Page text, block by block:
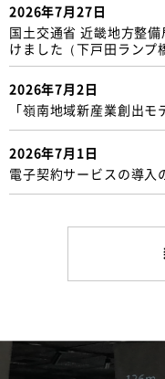
2026年7月27日
国土交通省 近畿地方整
けました（下戸田ランプ
2026年7月2日
「嶺南地域新産業創出
2026年7月1日
電子契約サービスの導入